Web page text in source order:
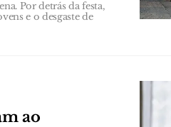
Por detrás da festa,
e o desgaste de
ao